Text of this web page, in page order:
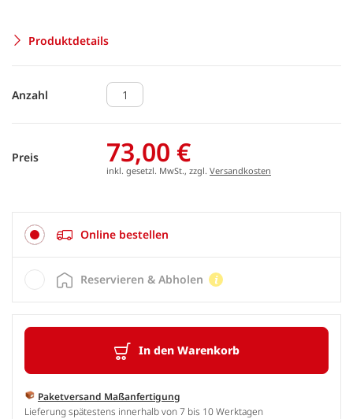
Produktdetails
Anzahl
Preis 73,00 €
inkl. gesetzl. MwSt., zzgl. Versandkosten
Online bestellen
In den Warenkorb
Paketversand Maßanfertigung
Lieferung spätestens innerhalb von 7 bis 10 Werktagen
Reservieren & Abholen